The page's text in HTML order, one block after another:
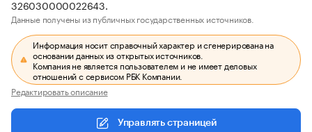
326030000022643.
Данные получены из публичных государственных источников.
Информация носит справочный характер и сгенерирована на
основании данных из открытых источников.
Компания не является пользователем и не имеет деловых
отношений с сервисом РБК Компании.
Редактировать описание
Управлять страницей